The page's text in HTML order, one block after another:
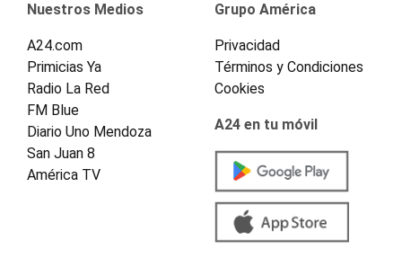
Nuestros Medios
A24.com
Primicias Ya
Radio La Red
FM Blue
Diario Uno Mendoza
San Juan 8
América TV
Grupo América
Privacidad
Términos y Condiciones
Cookies
A24 en tu móvil